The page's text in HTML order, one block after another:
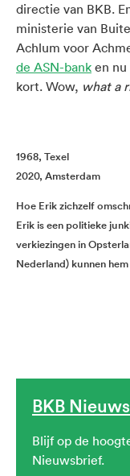
directie van BKB.
ministerie van
Achlum voor
de ASN-bank en
kort. Wow, what a
1968, Texel
2020, Amsterdam
Hoe Erik zichzelf
Erik is een politieke
verkiezingen in
Nederland) kunnen
BKB
Blijf op de
Nieuwsbrief.